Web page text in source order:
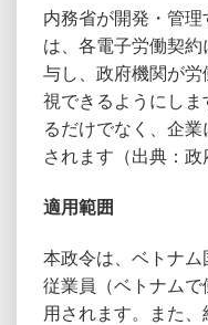
内務省が開発・管
は、各電子労働契
与し、政府機関が
視できるようにし
るだけでなく、企
されます（出典：政
適用範囲
本政令は、ベトナム
従業員（ベトナム
用されます。また